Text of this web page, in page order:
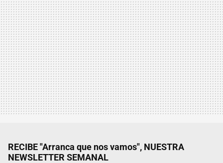
RECIBE "Arranca que nos vamos", NUESTRA
NEWSLETTER SEMANAL